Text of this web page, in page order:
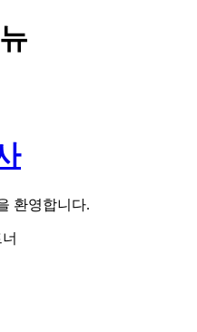
환영합니다.